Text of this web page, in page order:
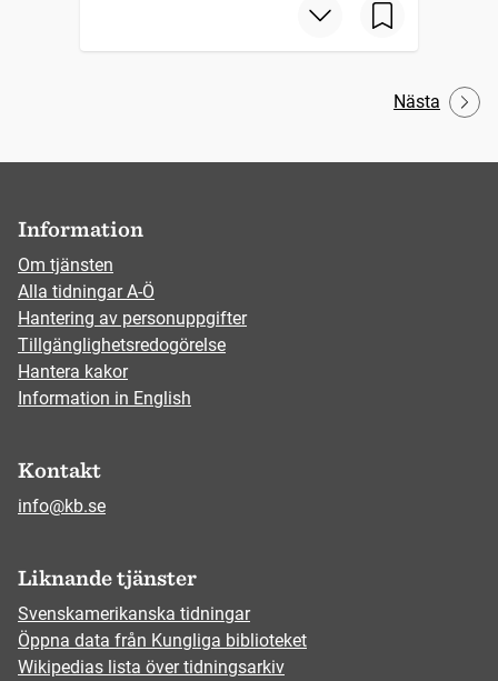
Nästa
Information
Om tjänsten
Alla tidningar A-Ö
Hantering av personuppgifter
Tillgänglighetsredogörelse
Hantera kakor
Information in English
Kontakt
info@kb.se
Liknande tjänster
Svenskamerikanska tidningar
Öppna data från Kungliga biblioteket
Wikipedias lista över tidningsarkiv